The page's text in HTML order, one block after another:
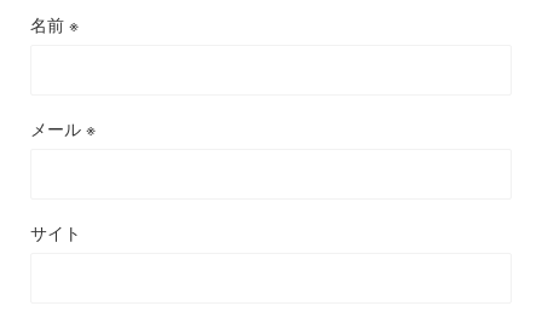
名前 ※
メール ※
サイト